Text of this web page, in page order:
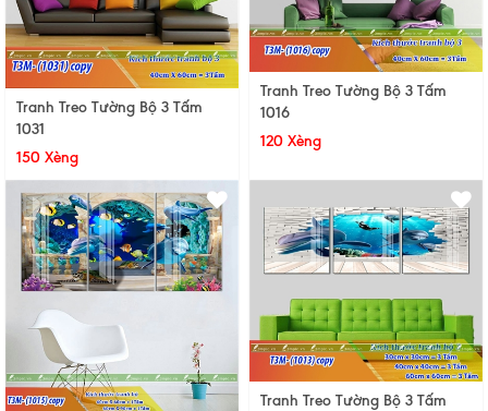
Tranh Treo Tường Bộ 3 Tấm
1031
150 Xèng
Tranh Treo Tường Bộ 3 Tấm
1016
120 Xèng
Tranh Treo Tường Bộ 3 Tấm